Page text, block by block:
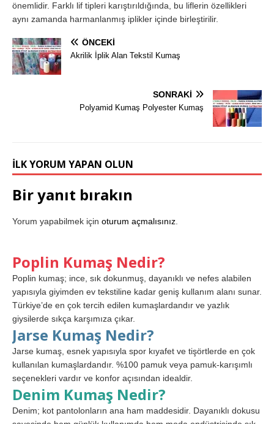
önemlidir. Farklı lif tipleri karıştırıldığında, bu liflerin özellikleri
aynı zamanda harmanlanmış iplikler içinde birleştirilir.
ÖNCEKI
Akrilik İplik Alan Tekstil Kumaş
SONRAKI
Polyamid Kumaş Polyester Kumaş
İLK YORUM YAPAN OLUN
Bir yanıt bırakın
Yorum yapabilmek için oturum açmalısınız
Poplin Kumaş Nedir?
Poplin kumaş; ince, sık dokunmuş, dayanıklı ve nefes alabilen
yapısıyla giyimden ev tekstiline kadar geniş kullanım alanı sunar.
Türkiye’de en çok tercih edilen kumaşlardandır ve yazlık
giysilerde sıkça karşımıza çıkar.
Jarse Kumaş Nedir?
Jarse kumaş, esnek yapısıyla spor kıyafet ve tişörtlerde en çok
kullanılan kumaşlardandır. %100 pamuk veya pamuk-karışımlı
seçenekleri vardır ve konfor açısından idealdir.
Denim Kumaş Nedir?
Denim; kot pantolonların ana ham maddesidir. Dayanıklı dokusu